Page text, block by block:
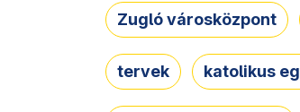
Zugló városközpont
tervek katolikus